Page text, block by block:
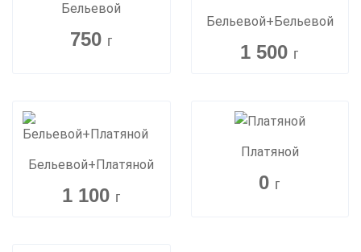
Бельевой
750 г
Бельевой+Бельевой
1 500 г
Бельевой+Платяной
1 100 г
Платяной
0 г